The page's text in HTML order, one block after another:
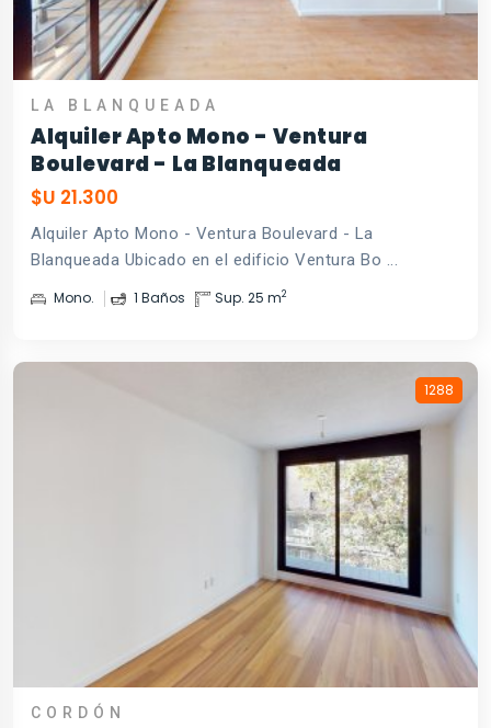
LA BLANQUEADA
Alquiler Apto Mono - Ventura
Boulevard - La Blanqueada
$U 21.300
Alquiler Apto Mono - Ventura Boulevard - La
Blanqueada Ubicado en el edificio Ventura Bo ...
Mono. 1 Baños Sup. 25 m2
1288
CORDÓN